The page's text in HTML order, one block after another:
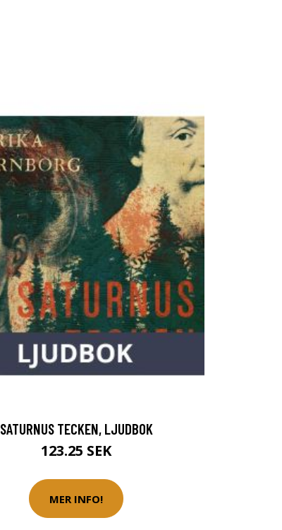
SATURNUS TECKEN, LJUDBOK
123.25 SEK
MER INFO!